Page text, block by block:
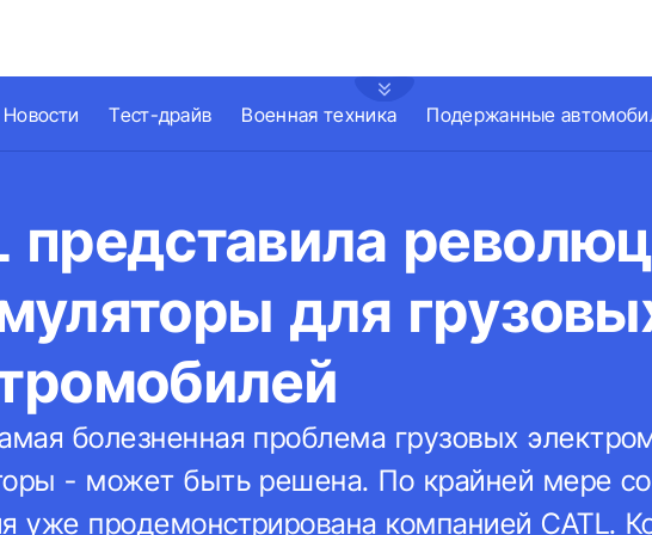
Новости Тест-драйв Военная техника Подержанные
представила
для
болезненная проблема грузовых
- может быть решена. По крайней мере
уже продемонстрирована компанией CATL.